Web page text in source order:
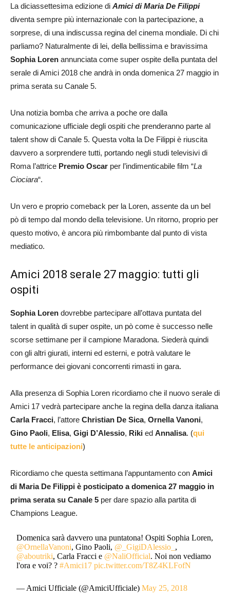
La diciassettesima edizione di Amici di Maria De Filippi
diventa sempre più internazionale con la partecipazione, a
sorprese, di una indiscussa regina del cinema mondiale. Di chi
parliamo? Naturalmente di lei, della bellissima e bravissima
Sophia Loren annunciata come super ospite della puntata del
serale di Amici 2018 che andrà in onda domenica 27 maggio in
prima serata su Canale 5.
Una notizia bomba che arriva a poche ore dalla
comunicazione ufficiale degli ospiti che prenderanno parte al
talent show di Canale 5. Questa volta la De Filippi è riuscita
davvero a sorprendere tutti, portando negli studi televisivi di
Roma l’attrice Premio Oscar per l’indimenticabile film “La
Ciociara“.
Un vero e proprio comeback per la Loren, assente da un bel
pò di tempo dal mondo della televisione. Un ritorno, proprio per
questo motivo, è ancora più rimbombante dal punto di vista
mediatico.
Amici 2018 serale 27 maggio: tutti gli
ospiti
Sophia Loren dovrebbe partecipare all’ottava puntata del
talent in qualità di super ospite, un pò come è successo nelle
scorse settimane per il campione Maradona. Siederà quindi
con gli altri giurati, interni ed esterni, e potrà valutare le
performance dei giovani concorrenti rimasti in gara.
Alla presenza di Sophia Loren ricordiamo che il nuovo serale di
Amici 17 vedrà partecipare anche la regina della danza italiana
Carla Fracci, l’attore Christian De Sica, Ornella Vanoni,
Gino Paoli, Elisa, Gigi D’Alessio, Riki ed Annalisa. (qui
tutte le anticipazioni)
Ricordiamo che questa settimana l’appuntamento con Amici
di Maria De Filippi è posticipato a domenica 27 maggio in
prima serata su Canale 5 per dare spazio alla partita di
Champions League.
Domenica sarà davvero una puntatona! Ospiti Sophia Loren,
@OrnellaVanoni, Gino Paoli, @_GigiDAlessio_ ,
@aboutriki, Carla Fracci e @NaliOfficial. Noi non vediamo
l'ora e voi? ?#Amici17 pic.twitter.com/T8Z4KLFofN
— Amici Ufficiale (@AmiciUfficiale)May 25, 2018